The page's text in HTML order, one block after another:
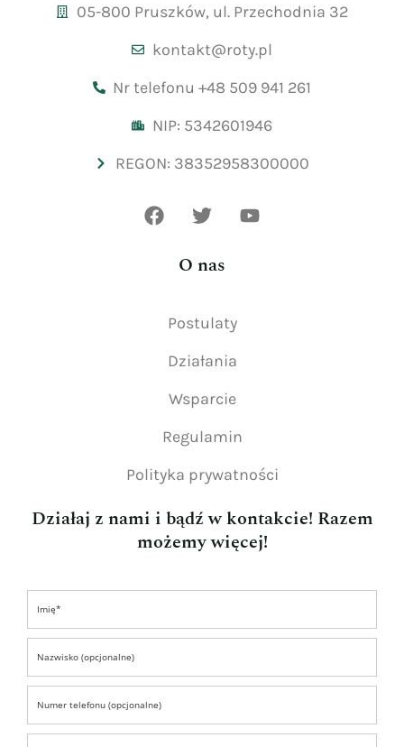
05-800 Pruszków, ul. Przechodnia 32
kontakt@roty.pl
Nr telefonu +48 509 941 261
NIP: 5342601946
REGON: 38352958300000
O nas
Postulaty
Działania
Wsparcie
Regulamin
Polityka prywatności
Działaj z nami i bądź w kontakcie! Razem
możemy więcej!